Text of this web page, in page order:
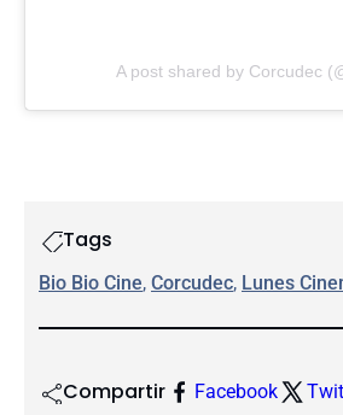
A post shared by Corcudec
Tags
Bio Bio Cine, Corcudec, Lunes
Compartir Facebook